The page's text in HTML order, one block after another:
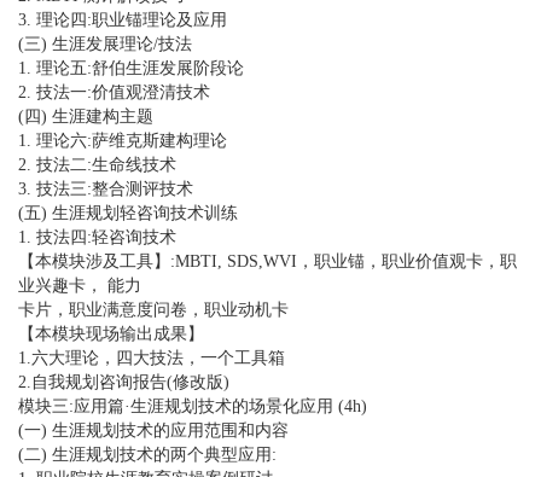
3. 理论四:职业锚理论及应用
(三) 生涯发展理论/技法
1. 理论五:舒伯生涯发展阶段论
2. 技法一:价值观澄清技术
(四) 生涯建构主题
1. 理论六:萨维克斯建构理论
2. 技法二:生命线技术
3. 技法三:整合测评技术
(五) 生涯规划轻咨询技术训练
1. 技法四:轻咨询技术
【本模块涉及工具】:MBTI, SDS,WVI，职业锚，职业价值观卡，职
业兴趣卡， 能力
卡片，职业满意度问卷，职业动机卡
【本模块现场输出成果】
1.六大理论，四大技法，一个工具箱
2.自我规划咨询报告(修改版)
模块三:应用篇·生涯规划技术的场景化应用 (4h)
(一) 生涯规划技术的应用范围和内容
(二) 生涯规划技术的两个典型应用: